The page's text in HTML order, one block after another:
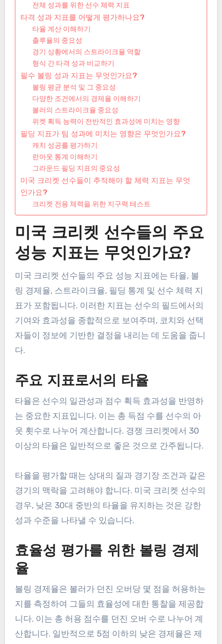
전체 성과를 위한 선수 체력 지표
타격 성과 지표를 어떻게 평가하나요?
타율 계산 이해하기
출루율의 중요성
경기 상황에서의 스트라이크율 역할
형식 간 타격 성과 비교하기
필수 볼링 성과 지표는 무엇인가요?
볼링 평균 분석 및 그 중요성
다양한 조건에서의 경제율 이해하기
볼러의 스트라이크율 중요성
위켓 획득 능력이 전반적인 효과성에 미치는 영향
필딩 지표가 팀 성과에 미치는 영향은 무엇인가요?
캐치 성공률 평가하기
런아웃 통계 이해하기
그라운드 필딩 지표의 중요성
미국 크리켓 선수들이 추적해야 할 체력 지표는 무엇
인가요?
크리켓 전용 체력을 위한 지구력 테스트
미국 크리켓 선수들의 주요
성능 지표는 무엇인가요?
미국 크리켓 선수들의 주요 성능 지표에는 타율, 볼
링 경제율, 스트라이크율, 필딩 통계 및 선수 체력 지
표가 포함됩니다. 이러한 지표는 선수의 필드에서의
기여와 효과성을 종합적으로 보여주며, 코치와 선택
자들이 정보에 기반한 결정을 내리는 데 도움을 줍니
다.
주요 지표로서의 타율
타율은 선수의 일관성과 점수 획득 효과성을 반영하
는 중요한 지표입니다. 이는 총 득점 수를 선수의 아
웃 횟수로 나누어 계산합니다. 경쟁 크리켓에서 30
이상의 타율은 일반적으로 좋은 것으로 간주됩니다.
타율을 평가할 때는 상대의 질과 경기장 조건과 같은
경기의 맥락을 고려해야 합니다. 미국 크리켓 선수의
경우, 낮은 30대 중반의 타율을 유지하는 것은 강한
성과 수준을 나타낼 수 있습니다.
효율성 평가를 위한 볼링 경제
율
볼링 경제율은 볼러가 던진 오버당 몇 점을 허용하는
지를 측정하여 그들의 효율성에 대한 통찰을 제공합
니다. 이는 총 허용 점수를 던진 오버 수로 나누어 계
산합니다. 일반적으로 5점 이하의 낮은 경제율은 제